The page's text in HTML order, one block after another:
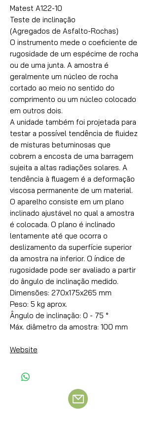
Matest A122-10
Teste de inclinação
(Agregados de Asfalto-Rochas)
O instrumento mede o coeficiente de
rugosidade de um espécime de rocha
ou de uma junta. A amostra é
geralmente um núcleo de rocha
cortado ao meio no sentido do
comprimento ou um núcleo colocado
em outros dois.
A unidade também foi projetada para
testar a possível tendência de fluidez
de misturas betuminosas que
cobrem a encosta de uma barragem
sujeita a altas radiações solares. A
tendência à fluagem é a deformação
viscosa permanente de um material.
O aparelho consiste em um plano
inclinado ajustável no qual a amostra
é colocada. O plano é inclinado
lentamente até que ocorra o
deslizamento da superfície superior
da amostra na inferior. O índice de
rugosidade pode ser avaliado a partir
do ângulo de inclinação medido.
Dimensões: 270x175x265 mm
Peso: 5 kg aprox.
Ângulo de inclinação: 0 - 75 °
Máx. diâmetro da amostra: 100 mm
Website